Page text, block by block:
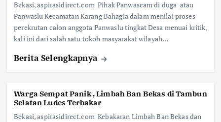
Bekasi, aspirasidirect.com Pihak Panwascam di duga atau
Panwaslu Kecamatan Karang Bahagia dalam menilai proses
perekrutan calon anggota Panwaslu tingkat Desa menuai kritik,
kali ini dari salah satu tokoh masyarakat wilayah…
Berita Selengkapnya
Warga Sempat Panik , Limbah Ban Bekas di Tambun
Selatan Ludes Terbakar
Bekasi, aspirasidirect.com Kebakaran Limbah Ban Bekas dan